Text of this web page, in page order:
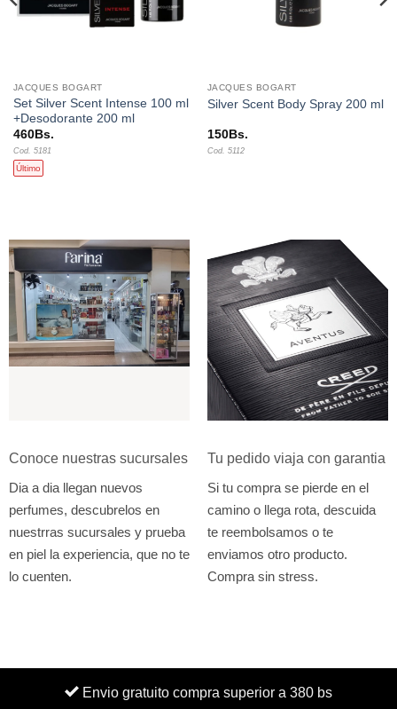
JACQUES BOGART
Set Silver Scent Intense 100 ml
+Desodorante 200 ml
460Bs.
Cod. 5181
Último
JACQUES BOGART
Silver Scent Body Spray 200 ml
150Bs.
Cod. 5112
Conoce nuestras sucursales
Dia a dia llegan nuevos
perfumes, descubrelos en
nuestrras sucursales y prueba
en piel la experiencia, que no te
lo cuenten.
Tu pedido viaja con garantia
Si tu compra se pierde en el
camino o llega rota, descuida
te reembolsamos o te
enviamos otro producto.
Compra sin stress.
Envio gratuito compra superior a 380 bs